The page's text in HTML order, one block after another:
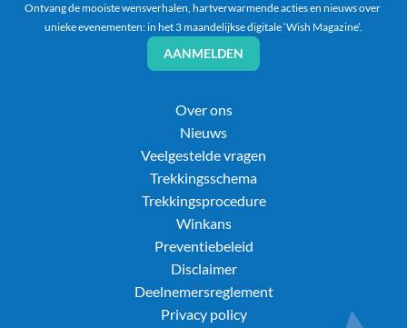
Ontvang de mooiste wensverhalen, hartverwarmende acties en nieuws over
unieke evenementen: in het 3 maandelijkse digitale ‘Wish Magazine’.
AANMELDEN
Over ons
Nieuws
Veelgestelde vragen
Trekkingsschema
Trekkingsprocedure
Winkans
Preventiebeleid
Disclaimer
Deelnemersreglement
Privacy policy